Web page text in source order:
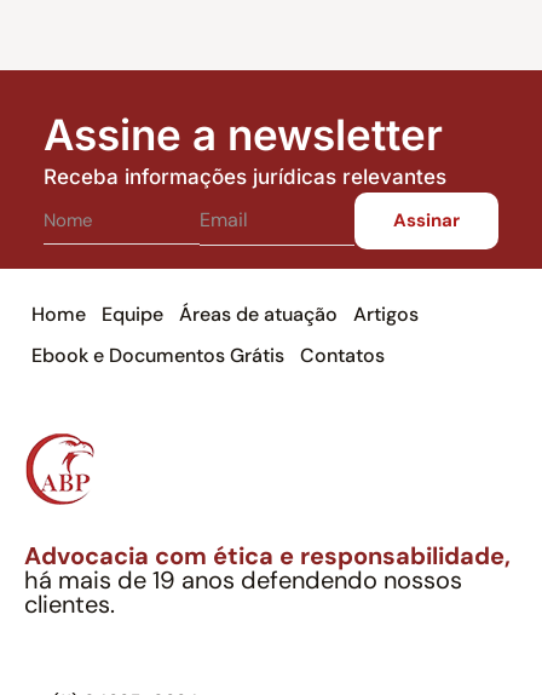
Assine a newsletter
Receba informações jurídicas relevantes
Home Equipe Áreas de atuação
Artigos
Ebook e Documentos Grátis
Contatos
Advocacia com ética e responsabilidade,
há mais de 19 anos defendendo nossos
clientes.